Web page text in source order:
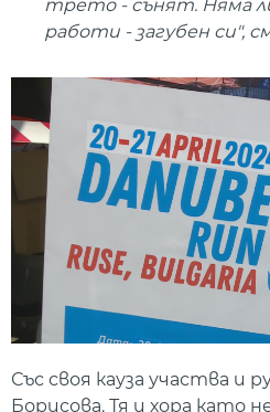
трето - сънят. Няма
работи - загубен си",
Със своя кауза участва и
Борисова. Тя и хора като